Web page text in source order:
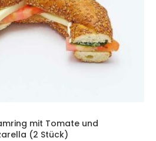
mit Tomate und
(2 Stück)